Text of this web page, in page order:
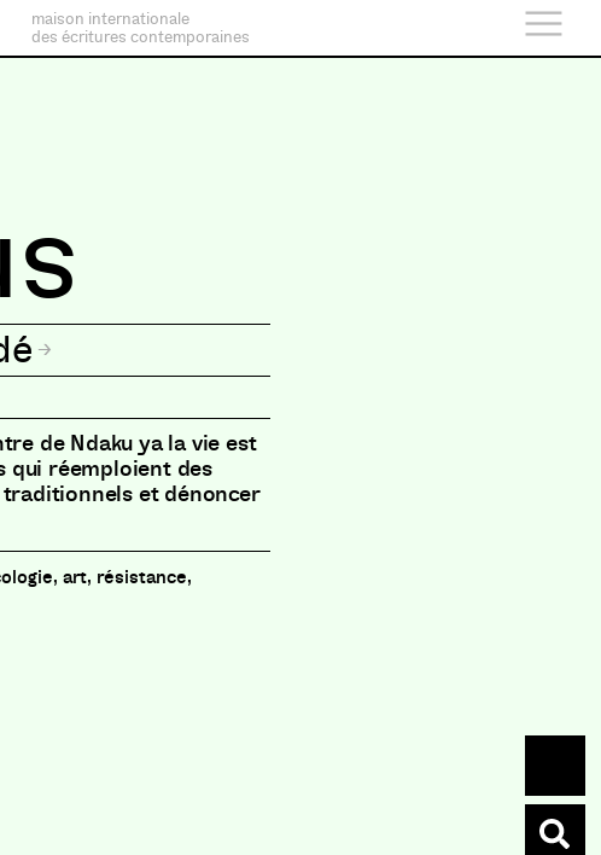
maison internationale
des écritures contemporaines
de Ndaku ya la vie est
qui réemploient des
et dénoncer
art, résistance,